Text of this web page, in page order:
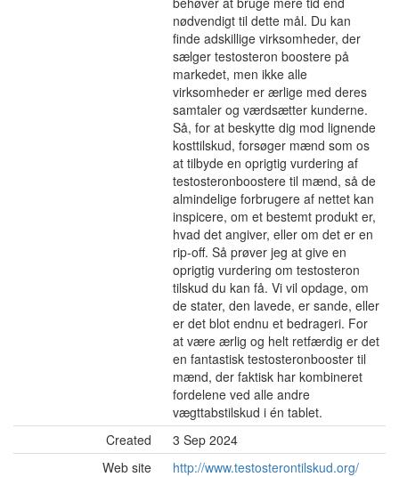
nødvendigt til dette mål. Du kan
finde adskillige virksomheder, der
sælger testosteron boostere på
markedet, men ikke alle
virksomheder er ærlige med deres
samtaler og værdsætter kunderne.
Så, for at beskytte dig mod lignende
kosttilskud, forsøger mænd som os
at tilbyde en oprigtig vurdering af
testosteronboostere til mænd, så de
almindelige forbrugere af nettet kan
inspicere, om et bestemt produkt er,
hvad det angiver, eller om det er en
rip-off. Så prøver jeg at give en
oprigtig vurdering om testosteron
tilskud du kan få. Vi vil opdage, om
de stater, den lavede, er sande, eller
er det blot endnu et bedrageri. For
at være ærlig og helt retfærdig er det
en fantastisk testosteronbooster til
mænd, der faktisk har kombineret
fordelene ved alle andre
vægttabstilskud i én tablet.
Created
3 Sep 2024
Web site
http://www.testosterontilskud.org/